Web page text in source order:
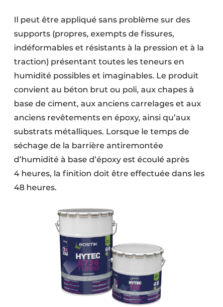
Il peut être appliqué sans problème sur des
supports (propres, exempts de fissures,
indéformables et résistants à la pression et à la
traction) présentant toutes les teneurs en
humidité possibles et imaginables. Le produit
convient au béton brut ou poli, aux chapes à
base de ciment, aux anciens carrelages et aux
anciens revêtements en époxy, ainsi qu’aux
substrats métalliques. Lorsque le temps de
séchage de la barrière antiremontée
d’humidité à base d’époxy est écoulé après
4 heures, la finition doit être effectuée dans les
48 heures.